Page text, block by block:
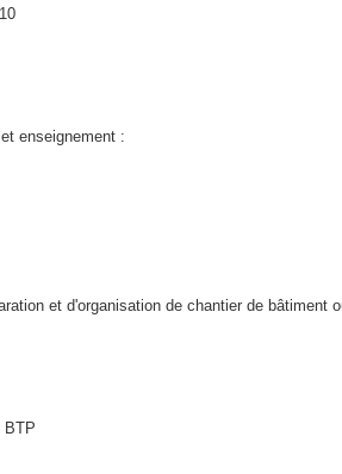
enseignement :
et d'organisation de chantier de bâtiment
BTP